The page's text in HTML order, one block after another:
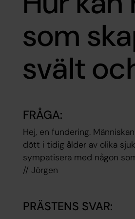
som
svält
FRÅGA:
Hej, en fundering.
dött i tidig ålder av olika
sympatisera med någon
// Jörgen
PRÄSTENS SVAR: